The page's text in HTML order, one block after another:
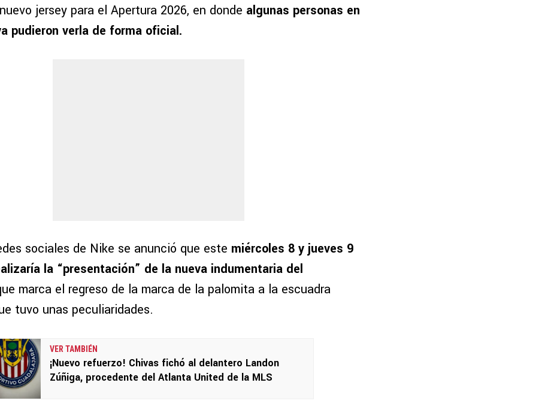
jersey para el Apertura 2026, en donde algunas personas en
pudieron verla de forma oficial.
sociales de Nike se anunció que este miércoles 8 y jueves 9
la “presentación” de la nueva indumentaria del
marca el regreso de la marca de la palomita a la escuadra
tuvo unas peculiaridades.
VER TAMBIÉN
¡Nuevo refuerzo! Chivas fichó al delantero Landon
Zúñiga, procedente del Atlanta United de la MLS